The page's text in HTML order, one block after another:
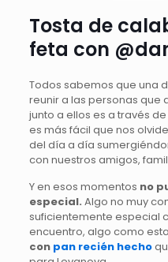
Tosta de
feta con
Todos sabemos que una
reunir a las personas que
junto a ellos es a través
es más fácil que nos
del día a día
con nuestros amigos,
Y en esos momentos no
especial. Algo no muy
suficientemente especial
encuentro, algo como esta
con pan recién hecho